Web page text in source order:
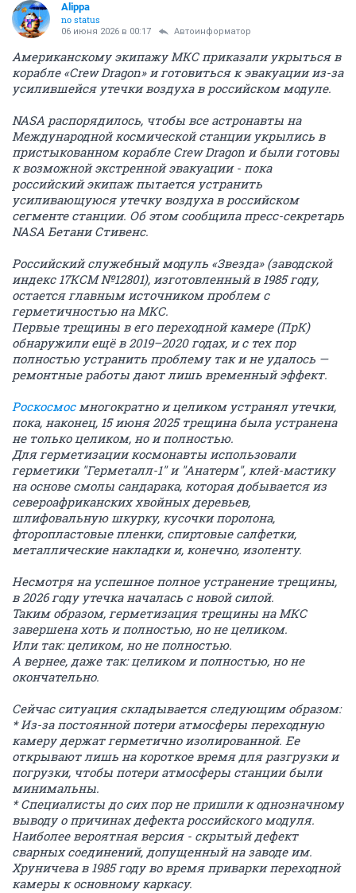
Alippa
no status
06 июня 2026 в 00:17 Автоинформатор
Американскому экипажу МКС приказали укрыться в
корабле «Crew Dragon» и готовиться к эвакуации из-за
усилившейся утечки воздуха в российском модуле.
NASA распорядилось, чтобы все астронавты на
Международной космической станции укрылись в
пристыкованном корабле Crew Dragon и были готовы
к возможной экстренной эвакуации - пока
российский экипаж пытается устранить
усиливающуюся утечку воздуха в российском
сегменте станции. Об этом сообщила пресс-секретарь
NASA Бетани Стивенс.
Российский служебный модуль «Звезда» (заводской
индекс 17КСМ №12801), изготовленный в 1985 году,
остается главным источником проблем с
герметичностью на МКС.
Первые трещины в его переходной камере (ПрК)
обнаружили ещё в 2019–2020 годах, и с тех пор
полностью устранить проблему так и не удалось —
ремонтные работы дают лишь временный эффект.
Роскосмосмногократно и целиком устранял утечки,
пока, наконец, 15 июня 2025 трещина была устранена
не только целиком, но и полностью.
Для герметизации космонавты использовали
герметики "Герметалл-1" и "Анатерм", клей-мастику
на основе смолы сандарака, которая добывается из
североафриканских хвойных деревьев,
шлифовальную шкурку, кусочки поролона,
фторопластовые пленки, спиртовые салфетки,
металлические накладки и, конечно, изоленту.
Несмотря на успешное полное устранение трещины,
в 2026 году утечка началась с новой силой.
Таким образом, герметизация трещины на МКС
завершена хоть и полностью, но не целиком.
Или так: целиком, но не полностью.
А вернее, даже так: целиком и полностью, но не
окончательно.
Сейчас ситуация складывается следующим образом:
* Из-за постоянной потери атмосферы переходную
камеру держат герметично изолированной. Ее
открывают лишь на короткое время для разгрузки и
погрузки, чтобы потери атмосферы станции были
минимальны.
* Специалисты до сих пор не пришли к однозначному
выводу о причинах дефекта российского модуля.
Наиболее вероятная версия - скрытый дефект
сварных соединений, допущенный на заводе им.
Хруничева в 1985 году во время приварки переходной
камеры к основному каркасу.